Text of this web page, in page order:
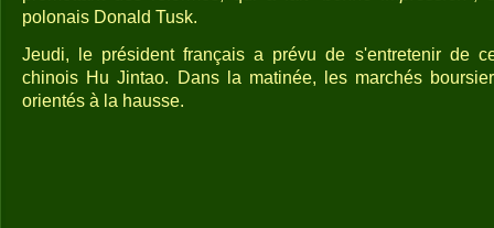
polonais Donald Tusk.
Jeudi, le président français a prévu de s'entretenir de
chinois Hu Jintao. Dans la matinée, les marchés
orientés à la hausse.